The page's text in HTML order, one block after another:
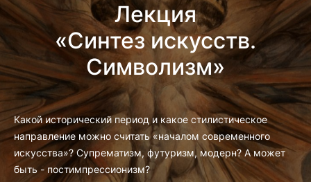
Лекция
«Синтез искусств.
Символизм»
Какой исторический период и какое стилистическое
направление можно считать «началом современного
искусства»? Супрематизм, футуризм, модерн? А может
быть - постимпрессионизм?